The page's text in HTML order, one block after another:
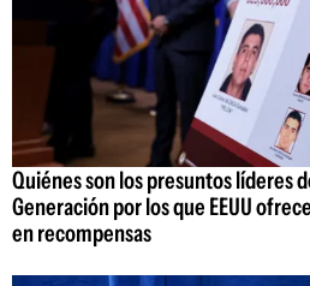
Quiénes son los presuntos líderes
Generación por los que EEUU
en recompensas